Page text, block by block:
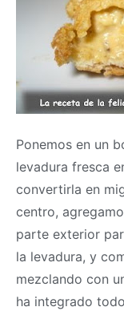
Ponemos en un
levadura fresca
convertirla en
centro,
parte exterior
la levadura, y
mezclando con
ha integrado